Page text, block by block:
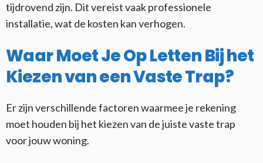
tijdrovend zijn. Dit vereist vaak professionele
installatie, wat de kosten kan verhogen.
Waar Moet Je Op Letten Bij het
Kiezen van een Vaste Trap?
Er zijn verschillende factoren waarmee je rekening
moet houden bij het kiezen van de juiste vaste trap
voor jouw woning.